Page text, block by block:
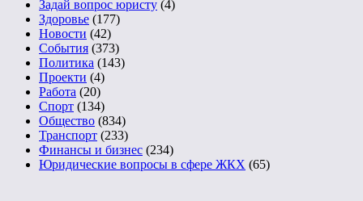
Задай вопрос юристу (4)
Здоровье (177)
Новости (42)
События (373)
Политика (143)
Проекти (4)
Работа (20)
Спорт (134)
Общество (834)
Транспорт (233)
Финансы и бизнес (234)
Юридические вопросы в сфере ЖКХ (65)